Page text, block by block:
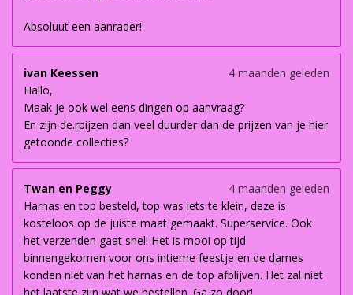
Absoluut een aanrader!
ivan Keessen
4 maanden geleden
Hallo,
Maak je ook wel eens dingen op aanvraag?
En zijn de.rpijzen dan veel duurder dan de prijzen van je hier
getoonde collecties?
Twan en Peggy
4 maanden geleden
Harnas en top besteld, top was iets te klein, deze is
kosteloos op de juiste maat gemaakt. Superservice. Ook
het verzenden gaat snel! Het is mooi op tijd
binnengekomen voor ons intieme feestje en de dames
konden niet van het harnas en de top afblijven. Het zal niet
het laatste zijn wat we bestellen. Ga zo door!